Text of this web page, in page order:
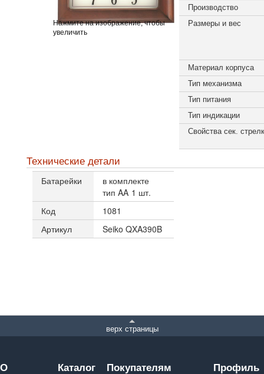
Нажмите на изображение, чтобы
увеличить
Производство
Размеры и вес
Материал корпуса
Тип механизма
Тип питания
Тип индикации
Свойства сек.
Технические детали
Батарейки
в комплекте
тип AA 1 шт.
Код
1081
Артикул
Seiko QXA390B
верх страницы
О
Каталог Покупателям Профиль